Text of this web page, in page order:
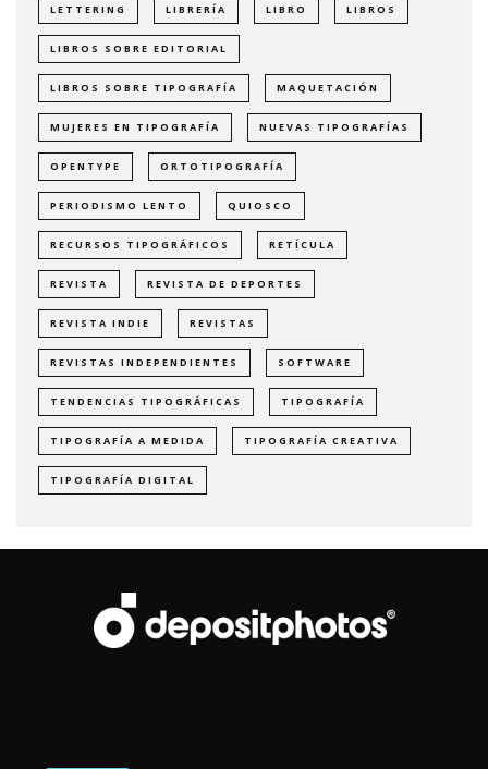
LETTERING LIBRERÍA LIBRO LIBROS
LIBROS SOBRE EDITORIAL
LIBROS SOBRE TIPOGRAFÍA MAQUETACIÓN
MUJERES EN TIPOGRAFÍA NUEVAS TIPOGRAFÍAS
OPENTYPE ORTOTIPOGRAFÍA
PERIODISMO LENTO QUIOSCO
RECURSOS TIPOGRÁFICOS RETÍCULA
REVISTA REVISTA DE DEPORTES
REVISTA INDIE REVISTAS
REVISTAS INDEPENDIENTES SOFTWARE
TENDENCIAS TIPOGRÁFICAS TIPOGRAFÍA
TIPOGRAFÍA A MEDIDA TIPOGRAFÍA CREATIVA
TIPOGRAFÍA DIGITAL